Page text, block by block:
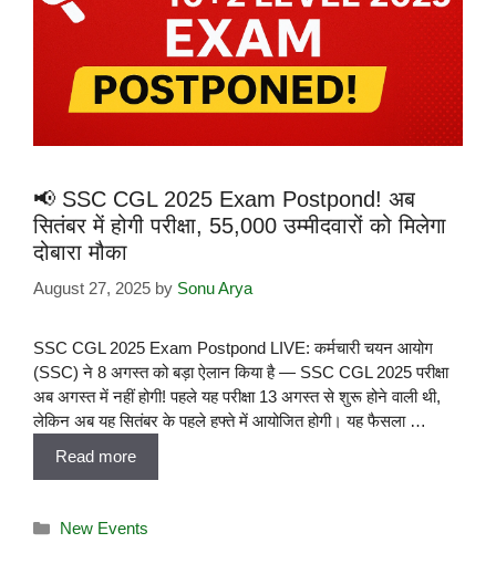
📢 SSC CGL 2025 Exam Postpond! अब
सितंबर में होगी परीक्षा, 55,000 उम्मीदवारों को मिलेगा
दोबारा मौका
August 27, 2025 by Sonu Arya
SSC CGL 2025 Exam Postpond LIVE: कर्मचारी चयन आयोग
(SSC) ने 8 अगस्त को बड़ा ऐलान किया है — SSC CGL 2025 परीक्षा
अब अगस्त में नहीं होगी! पहले यह परीक्षा 13 अगस्त से शुरू होने वाली थी,
लेकिन अब यह सितंबर के पहले हफ्ते में आयोजित होगी। यह फैसला …
Read more
New Events